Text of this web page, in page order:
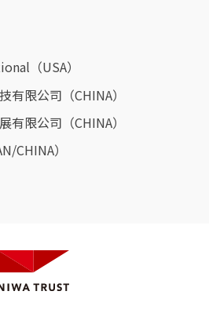
（USA）
有限公司（CHINA）
有限公司（CHINA）
CHINA）